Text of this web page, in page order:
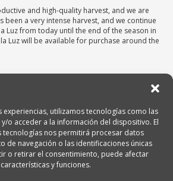
experiencias, utilizamos tecnologías como las
o acceder a la información del dispositivo. El
tecnologías nos permitirá procesar datos
de navegación o las identificaciones únicas
o retirar el consentimiento, puede afectar
y funciones.
and high-quality harvest, and we are
been a very intense harvest, and we continue
Luz from today until the end of the season in
Luz will be available for purchase around the
Ecológico
340, km. 474. 04200 Tabernas (Almería),